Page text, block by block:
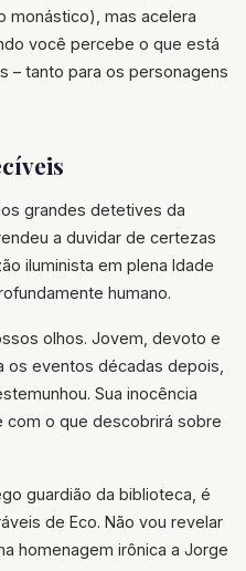
monástico), mas acelera
você percebe o que está
– tanto para os personagens
grandes detetives da
a duvidar de certezas
iluminista em plena Idade
humano.
olhos. Jovem, devoto e
os eventos décadas depois,
Sua inocência
com o que descobrirá sobre
guardião da biblioteca, é
de Eco. Não vou revelar
homenagem irônica a Jorge